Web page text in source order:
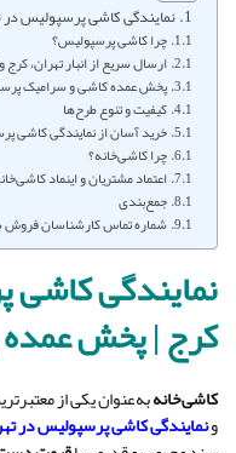
نمایندگی کاشی پرسپولیس در
چرا کاشی پرسپولیس؟
ارسال سریع از انبار تهران، کرج
پخش عمده کاشی و سرامیک
کیفیت و تنوع طرح‌ها
خرید آسان از نمایندگی کاشی
چرا کاشی‌خانه؟
اعتماد مشتریان و اینماد
جمع‌بندی
شماره تماس کارشناسان
نمایندگی کاشی
کرج | پخش عمده
کاشی‌خانهبه‌عنوان یکی از
ونمایندگی کاشی پرسپولیس در